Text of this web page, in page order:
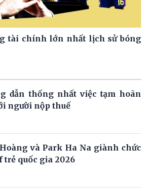
tài chính lớn nhất lịch sử bóng
dẫn thống nhất việc tạm hoãn
người nộp thuế
và Park Ha Na giành chức
quốc gia 2026